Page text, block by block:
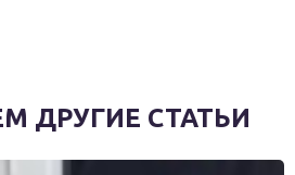
ДРУГИЕ СТАТЬИ